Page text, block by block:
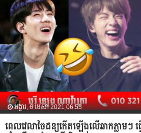
អង្គារ, 6 មេសា 2021 06:55
ពេលវេលាចៃដន្យកើតឡើងលើឆាកភ្លាមៗ ធ្វើ